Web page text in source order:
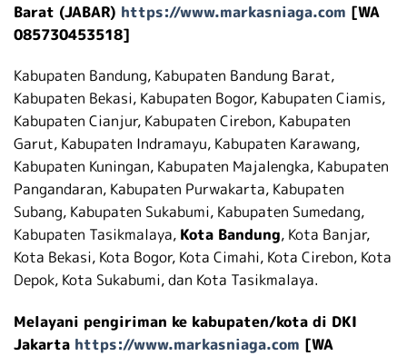
Barat (JABAR) https://www.markasniaga.com [WA
085730453518]
Kabupaten Bandung, Kabupaten Bandung Barat,
Kabupaten Bekasi, Kabupaten Bogor, Kabupaten Ciamis,
Kabupaten Cianjur, Kabupaten Cirebon, Kabupaten
Garut, Kabupaten Indramayu, Kabupaten Karawang,
Kabupaten Kuningan, Kabupaten Majalengka, Kabupaten
Pangandaran, Kabupaten Purwakarta, Kabupaten
Subang, Kabupaten Sukabumi, Kabupaten Sumedang,
Kabupaten Tasikmalaya, Kota Bandung, Kota Banjar,
Kota Bekasi, Kota Bogor, Kota Cimahi, Kota Cirebon, Kota
Depok, Kota Sukabumi, dan Kota Tasikmalaya.
Melayani pengiriman ke kabupaten/kota di DKI
Jakarta https://www.markasniaga.com [WA